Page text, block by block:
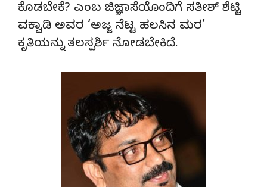
ಕೊಡಬೇಕೆ? ಎಂಬ ಜಿಜ್ಞಾಸೆಯೊಂದಿಗೆ ಸತೀಶ್ ಶೆಟ್ಟಿ
ವಕ್ವಾಡಿ ಅವರ ‘ಅಜ್ಜ ನೆಟ್ಟ ಹಲಸಿನ ಮರ’
ಕೃತಿಯನ್ನು ತಲಸ್ಪರ್ಶಿ ನೋಡಬೇಕಿದೆ.